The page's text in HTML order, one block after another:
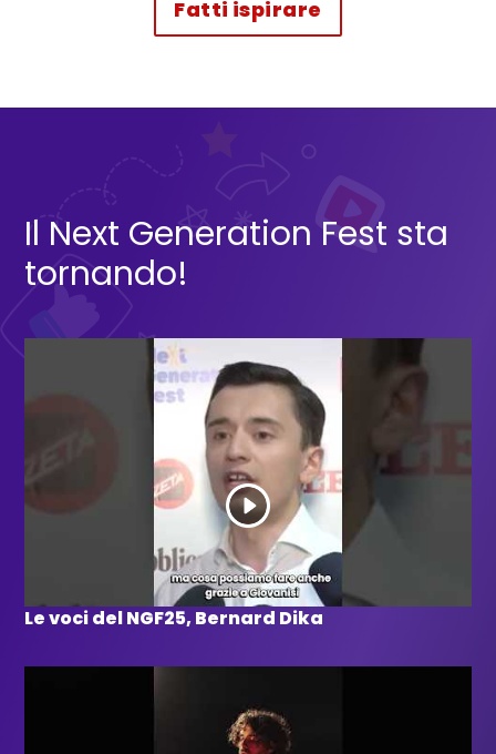
Fatti ispirareda STORIEPOSSIBILI
Il Next Generation Fest sta
tornando!
Le voci del NGF25, Bernard Dika